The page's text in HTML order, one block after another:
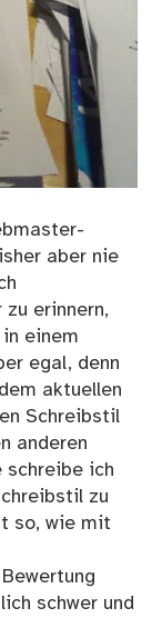
aber nie
erinnern,
einem
egal, denn
aktuellen
Schreibstil
anderen
schreibe ich
zu
so, wie mit
schwer und